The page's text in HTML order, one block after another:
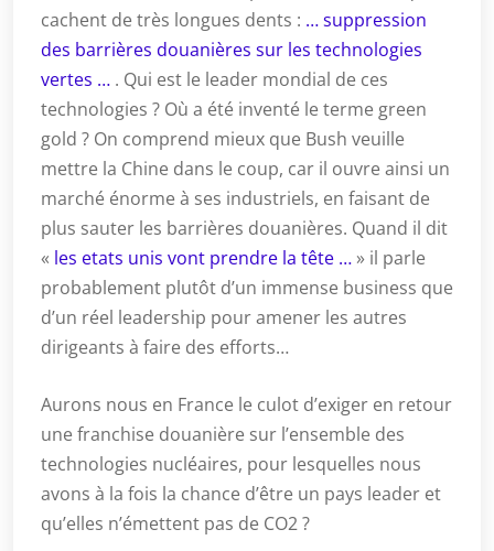
cachent de très longues dents : … suppression
des barrières douanières sur les technologies
vertes … . Qui est le leader mondial de ces
technologies ? Où a été inventé le terme green
gold ? On comprend mieux que Bush veuille
mettre la Chine dans le coup, car il ouvre ainsi un
marché énorme à ses industriels, en faisant de
plus sauter les barrières douanières. Quand il dit
« les etats unis vont prendre la tête … » il parle
probablement plutôt d’un immense business que
d’un réel leadership pour amener les autres
dirigeants à faire des efforts…
Aurons nous en France le culot d’exiger en retour
une franchise douanière sur l’ensemble des
technologies nucléaires, pour lesquelles nous
avons à la fois la chance d’être un pays leader et
qu’elles n’émettent pas de CO2 ?